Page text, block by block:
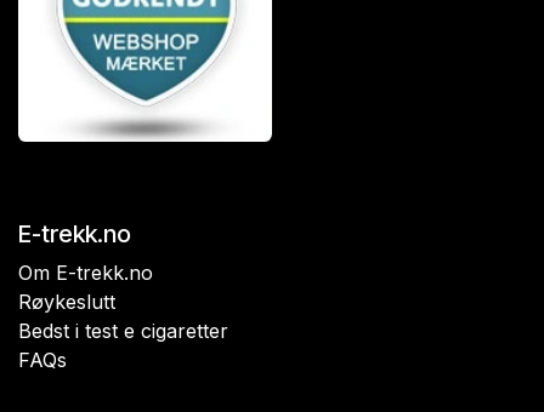
E-trekk.no
Om E-trekk.no
Røykeslutt
Bedst i test e cigaretter
FAQs